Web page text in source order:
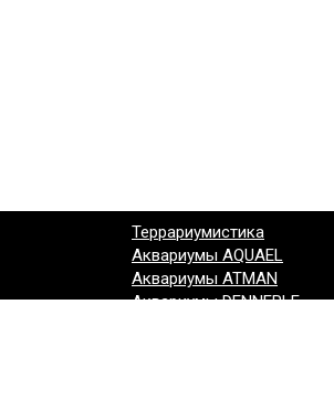
Террариумистика
Аквариумы AQUAEL
Аквариумы ATMAN
Аквариумы DENNERLE